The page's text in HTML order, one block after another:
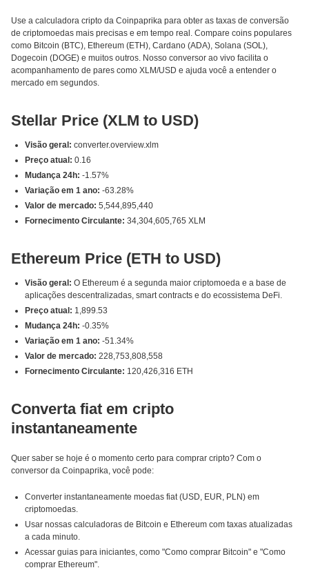
Use a calculadora cripto da Coinpaprika para obter as taxas de conversão
de criptomoedas mais precisas e em tempo real. Compare coins populares
como Bitcoin (BTC), Ethereum (ETH), Cardano (ADA), Solana (SOL),
Dogecoin (DOGE) e muitos outros. Nosso conversor ao vivo facilita o
acompanhamento de pares como XLM/USD e ajuda você a entender o
mercado em segundos.
Stellar Price (XLM to USD)
Visão geral: converter.overview.xlm
Preço atual: 0.16
Mudança 24h: -1.57%
Variação em 1 ano: -63.28%
Valor de mercado: 5,544,895,440
Fornecimento Circulante: 34,304,605,765 XLM
Ethereum Price (ETH to USD)
Visão geral: O Ethereum é a segunda maior criptomoeda e a base de
aplicações descentralizadas, smart contracts e do ecossistema DeFi.
Preço atual: 1,899.53
Mudança 24h: -0.35%
Variação em 1 ano: -51.34%
Valor de mercado: 228,753,808,558
Fornecimento Circulante: 120,426,316 ETH
Converta fiat em cripto
instantaneamente
Quer saber se hoje é o momento certo para comprar cripto? Com o
conversor da Coinpaprika, você pode:
Converter instantaneamente moedas fiat (USD, EUR, PLN) em
criptomoedas.
Usar nossas calculadoras de Bitcoin e Ethereum com taxas atualizadas
a cada minuto.
Acessar guias para iniciantes, como "Como comprar Bitcoin" e "Como
comprar Ethereum".